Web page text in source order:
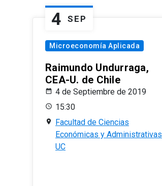
4 SEP
Microeconomía Aplicada
Raimundo Undurraga,
CEA-U. de Chile
4 de Septiembre de 2019
15:30
Facultad de Ciencias
Económicas y Administrativas
UC